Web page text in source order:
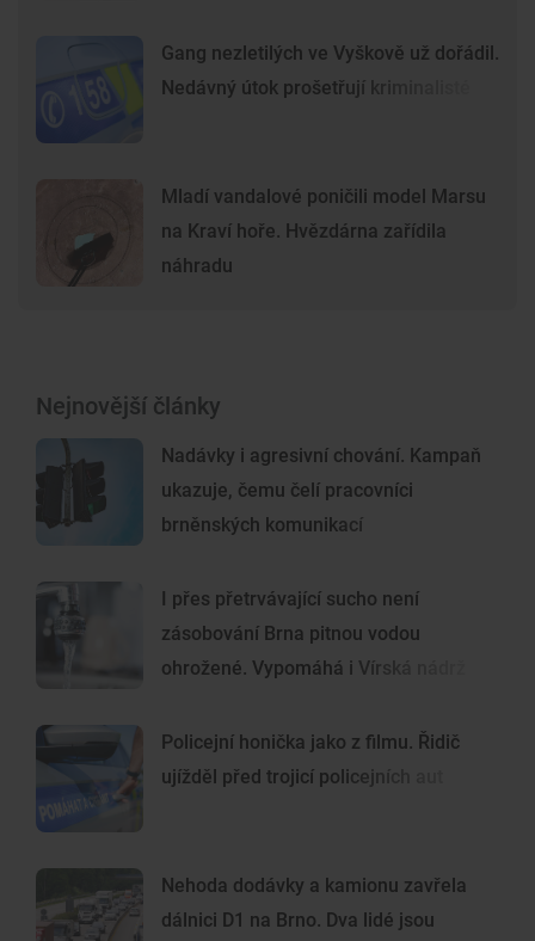
Gang nezletilých ve Vyškově už dořádil.
Nedávný útok prošetřují kriminalisté
Mladí vandalové poničili model Marsu
na Kraví hoře. Hvězdárna zařídila
náhradu
Nejnovější články
Nadávky i agresivní chování. Kampaň
ukazuje, čemu čelí pracovníci
brněnských komunikací
I přes přetrvávající sucho není
zásobování Brna pitnou vodou
ohrožené. Vypomáhá i Vírská nádrž
Policejní honička jako z filmu. Řidič
ujížděl před trojicí policejních aut
Nehoda dodávky a kamionu zavřela
dálnici D1 na Brno. Dva lidé jsou